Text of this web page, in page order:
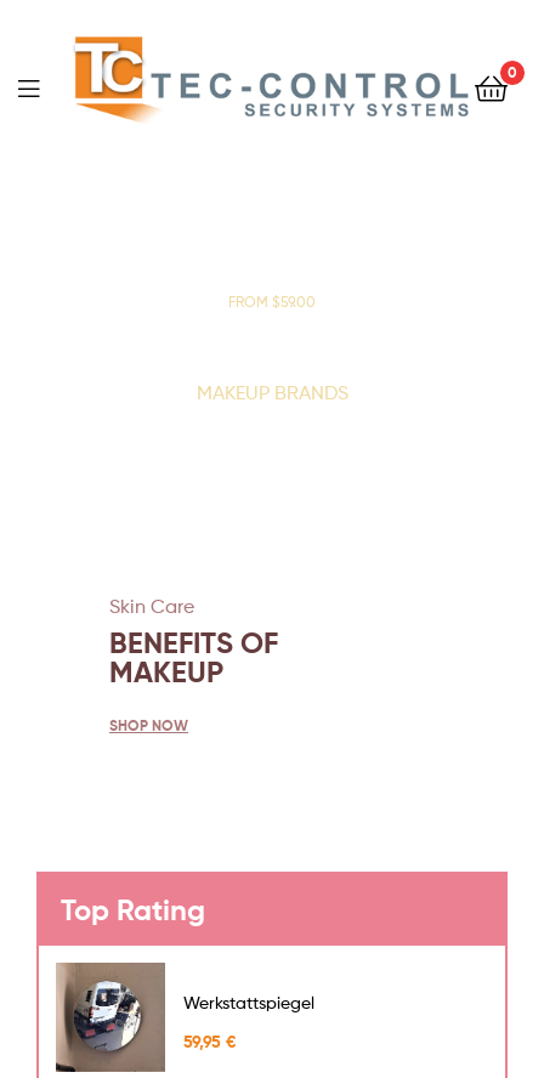
0
FROM $59.00
MAKEUP BRANDS
Skin Care
BENEFITS OF
MAKEUP
SHOP NOW
Top Rating
Werkstattspiegel
59,95 €